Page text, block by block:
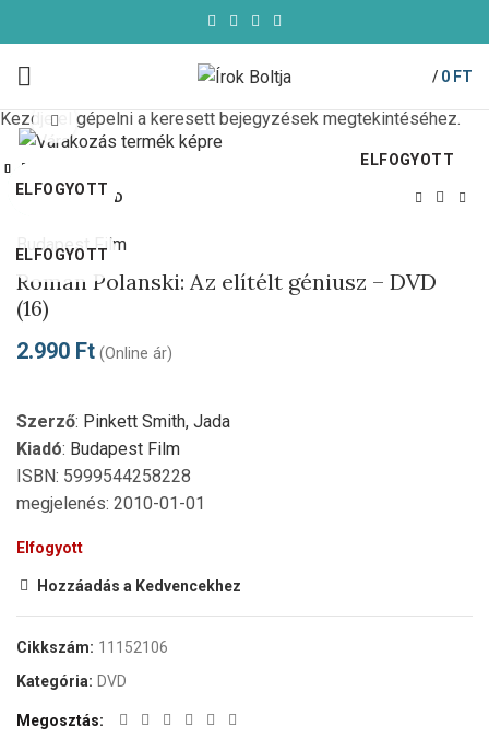
/ 0 FT
ELFOGYOTT
Click to enlarge
Kezdőlap DVD
Budapest Film
Roman Polanski: Az elítélt géniusz – DVD
(16)
2.990 Ft (Online ár)
Szerző: Pinkett Smith, Jada
Kiadó: Budapest Film
ISBN: 5999544258228
megjelenés: 2010-01-01
Elfogyott
Hozzáadás a Kedvencekhez
Cikkszám: 11152106
Kategória: DVD
Megosztás
-50%
ELFOGYOTT
Bezárás
ELFOGYOTT
Bezárás
ELFOGYOTT
Bezárás
ELFOGYOTT
Bezárás
ELFOGYOTT
Bezárás
ELFOGYOTT
Bezárás
ELFOGYOTT
Bezárás
ELFOGYOTT
Bezárás
Kezdje el gépelni a keresett bejegyzések megtekintéséhez.